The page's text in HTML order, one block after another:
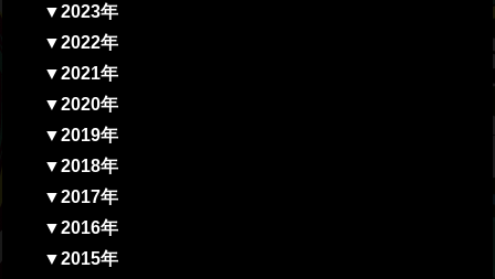
▼2023年
▼2022年
▼2021年
▼2020年
▼2019年
▼2018年
▼2017年
▼2016年
▼2015年